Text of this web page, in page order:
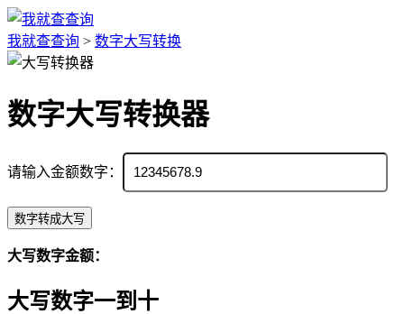
我就查查询 > 数字大写转换
数字大写转换器
请输入金额数字：
数字转成大写
大写数字金额：
大写数字一到十